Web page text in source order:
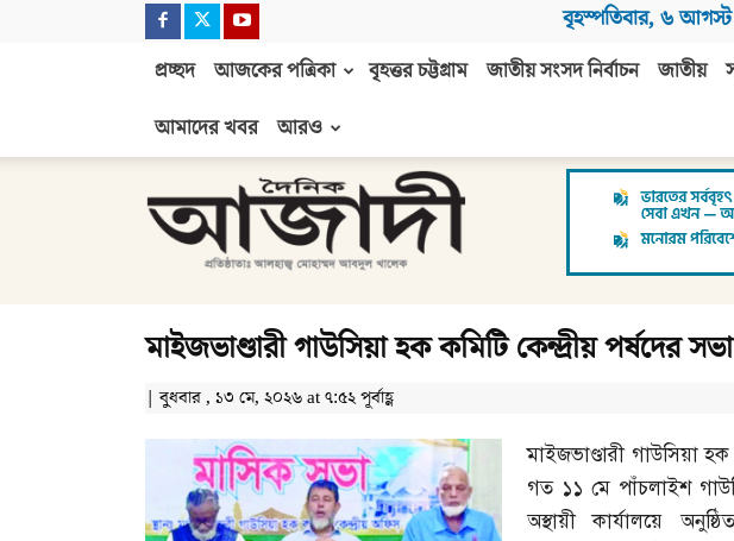
বৃহস্পতিবার, ৬
প্রচ্ছদ আজকের পত্রিকা বৃহত্তর চট্টগ্রাম জাতীয় সংসদ নির্বাচন জাতীয়
আমাদের খবর
আরও
আজাদী
মাইজভাণ্ডারী গাউসিয়া হক কমিটি কেন্দ্রীয় পর্ষদের সভা
| বুধবার , ১৩ মে, ২০২৬ at ৭:৫২ পূর্বাহ্ণ
মাইজভাণ্ডারী গাউসিয়া
গত ১১ মে পাঁচলাইশ
অস্থায়ী কার্যালয়ে